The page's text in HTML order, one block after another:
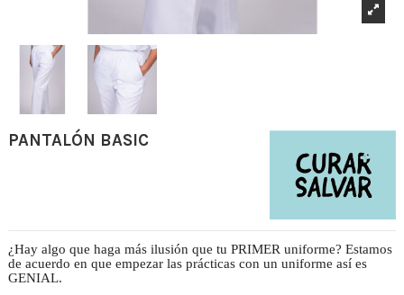
PANTALÓN BASIC
¿Hay algo que haga más ilusión que tu PRIMER uniforme? Estamos
de acuerdo en que empezar las prácticas con un uniforme así es
GENIAL.